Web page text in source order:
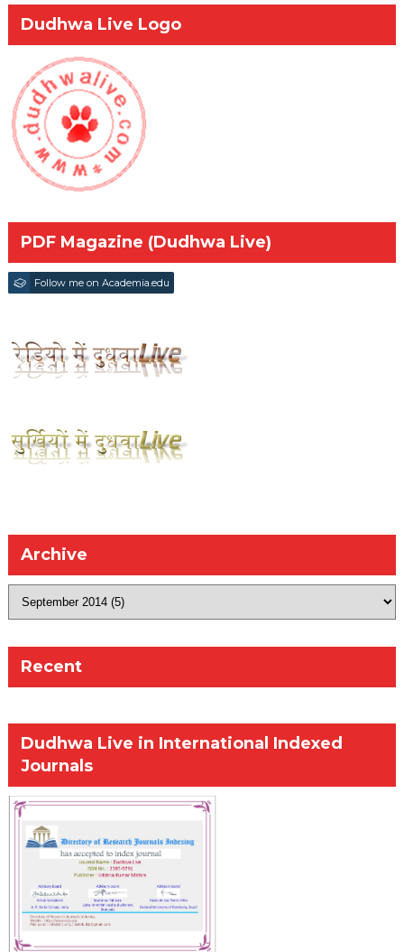
Dudhwa Live Logo
PDF Magazine (Dudhwa Live)
Follow me on Academia.edu
Archive
Recent
Dudhwa Live in International Indexed
Journals